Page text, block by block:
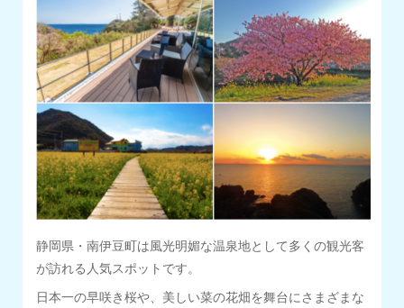
静岡県・南伊豆町は風光明媚な温泉地として多くの観光客
が訪れる人気スポットです。
日本一の早咲き桜や、美しい菜の花畑を舞台にさまざまな